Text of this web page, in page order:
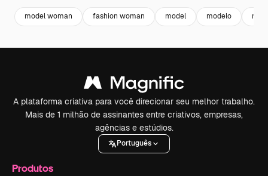
model woman fashion woman model modelo
A plataforma criativa para você direcionar seu melhor trabalho.
Mais de 1 milhão de assinantes entre criativos, empresas,
agências e estúdios.
Português
Produtos